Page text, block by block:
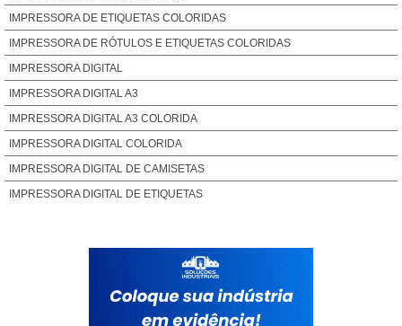
IMPRESSORA DE ETIQUETAS COLORIDAS
IMPRESSORA DE RÓTULOS E ETIQUETAS COLORIDAS
IMPRESSORA DIGITAL
IMPRESSORA DIGITAL A3
IMPRESSORA DIGITAL A3 COLORIDA
IMPRESSORA DIGITAL COLORIDA
IMPRESSORA DIGITAL DE CAMISETAS
IMPRESSORA DIGITAL DE ETIQUETAS
IMPRESSORA DIGITAL GRANDE FORMATO
IMPRESSORA DIGITAL INDUSTRIAL
IMPRESSORA DIGITAL PARA EMBALAGENS